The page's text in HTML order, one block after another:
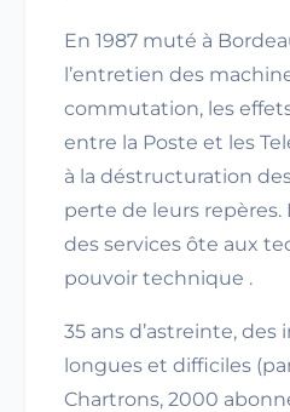
En 1987 muté à
l’entretien des
commutation, les
entre la Poste et les
à la déstructuration
perte de leurs repères.
des services ôte aux
pouvoir technique .
35 ans d’astreinte,
longues et difficiles
Chartrons, 2000